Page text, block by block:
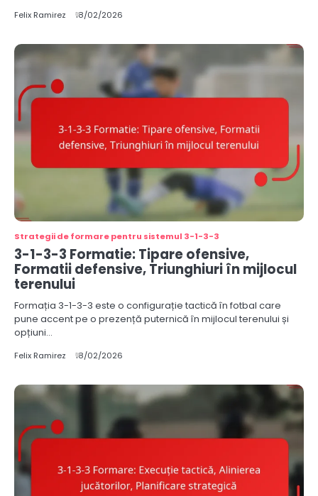
Felix Ramirez 18/02/2026
Strategii de formare pentru sistemul 3-1-3-3
3-1-3-3 Formatie: Tipare ofensive,
Formatii defensive, Triunghiuri în mijlocul
terenului
Formația 3-1-3-3 este o configurație tactică în fotbal care
pune accent pe o prezență puternică în mijlocul terenului și
opțiuni…
Felix Ramirez 18/02/2026